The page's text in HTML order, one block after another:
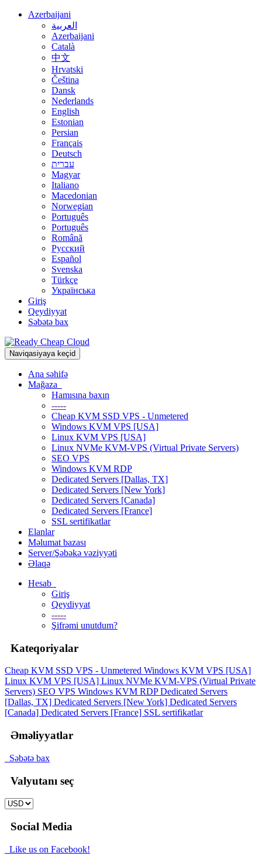
Azerbaijani
العربية
Azerbaijani
Català
中文
Hrvatski
Čeština
Dansk
Nederlands
English
Estonian
Persian
Français
Deutsch
עברית
Magyar
Italiano
Macedonian
Norwegian
Português
Português
Română
Русский
Español
Svenska
Türkçe
Українська
Giriş
Qeydiyyat
Səbətə bax
Naviqasiyaya keçid
Ana səhifə
Mağaza
Hamısına baxın
-----
Cheap KVM SSD VPS - Unmetered
Windows KVM VPS [USA]
Linux KVM VPS [USA]
Linux NVMe KVM-VPS (Virtual Private Servers)
SEO VPS
Windows KVM RDP
Dedicated Servers [Dallas, TX]
Dedicated Servers [New York]
Dedicated Servers [Canada]
Dedicated Servers [France]
SSL sertifikatlar
Elanlar
Məlumat bazası
Server/Şəbəkə vəziyyəti
Əlaqə
Hesab
Giriş
Qeydiyyat
-----
Şifrəmi unutdum?
Kateqoriyalar
Cheap KVM SSD VPS - Unmetered Windows KVM VPS [USA]
Linux KVM VPS [USA] Linux NVMe KVM-VPS (Virtual Private
Servers) SEO VPS Windows KVM RDPDedicated Servers
[Dallas, TX] Dedicated Servers [New York] Dedicated Servers
[Canada] Dedicated Servers [France] SSL sertifikatlar
Əməliyyatlar
Səbətə bax
Valyutanı seç
Social Media
Like us on Facebook!